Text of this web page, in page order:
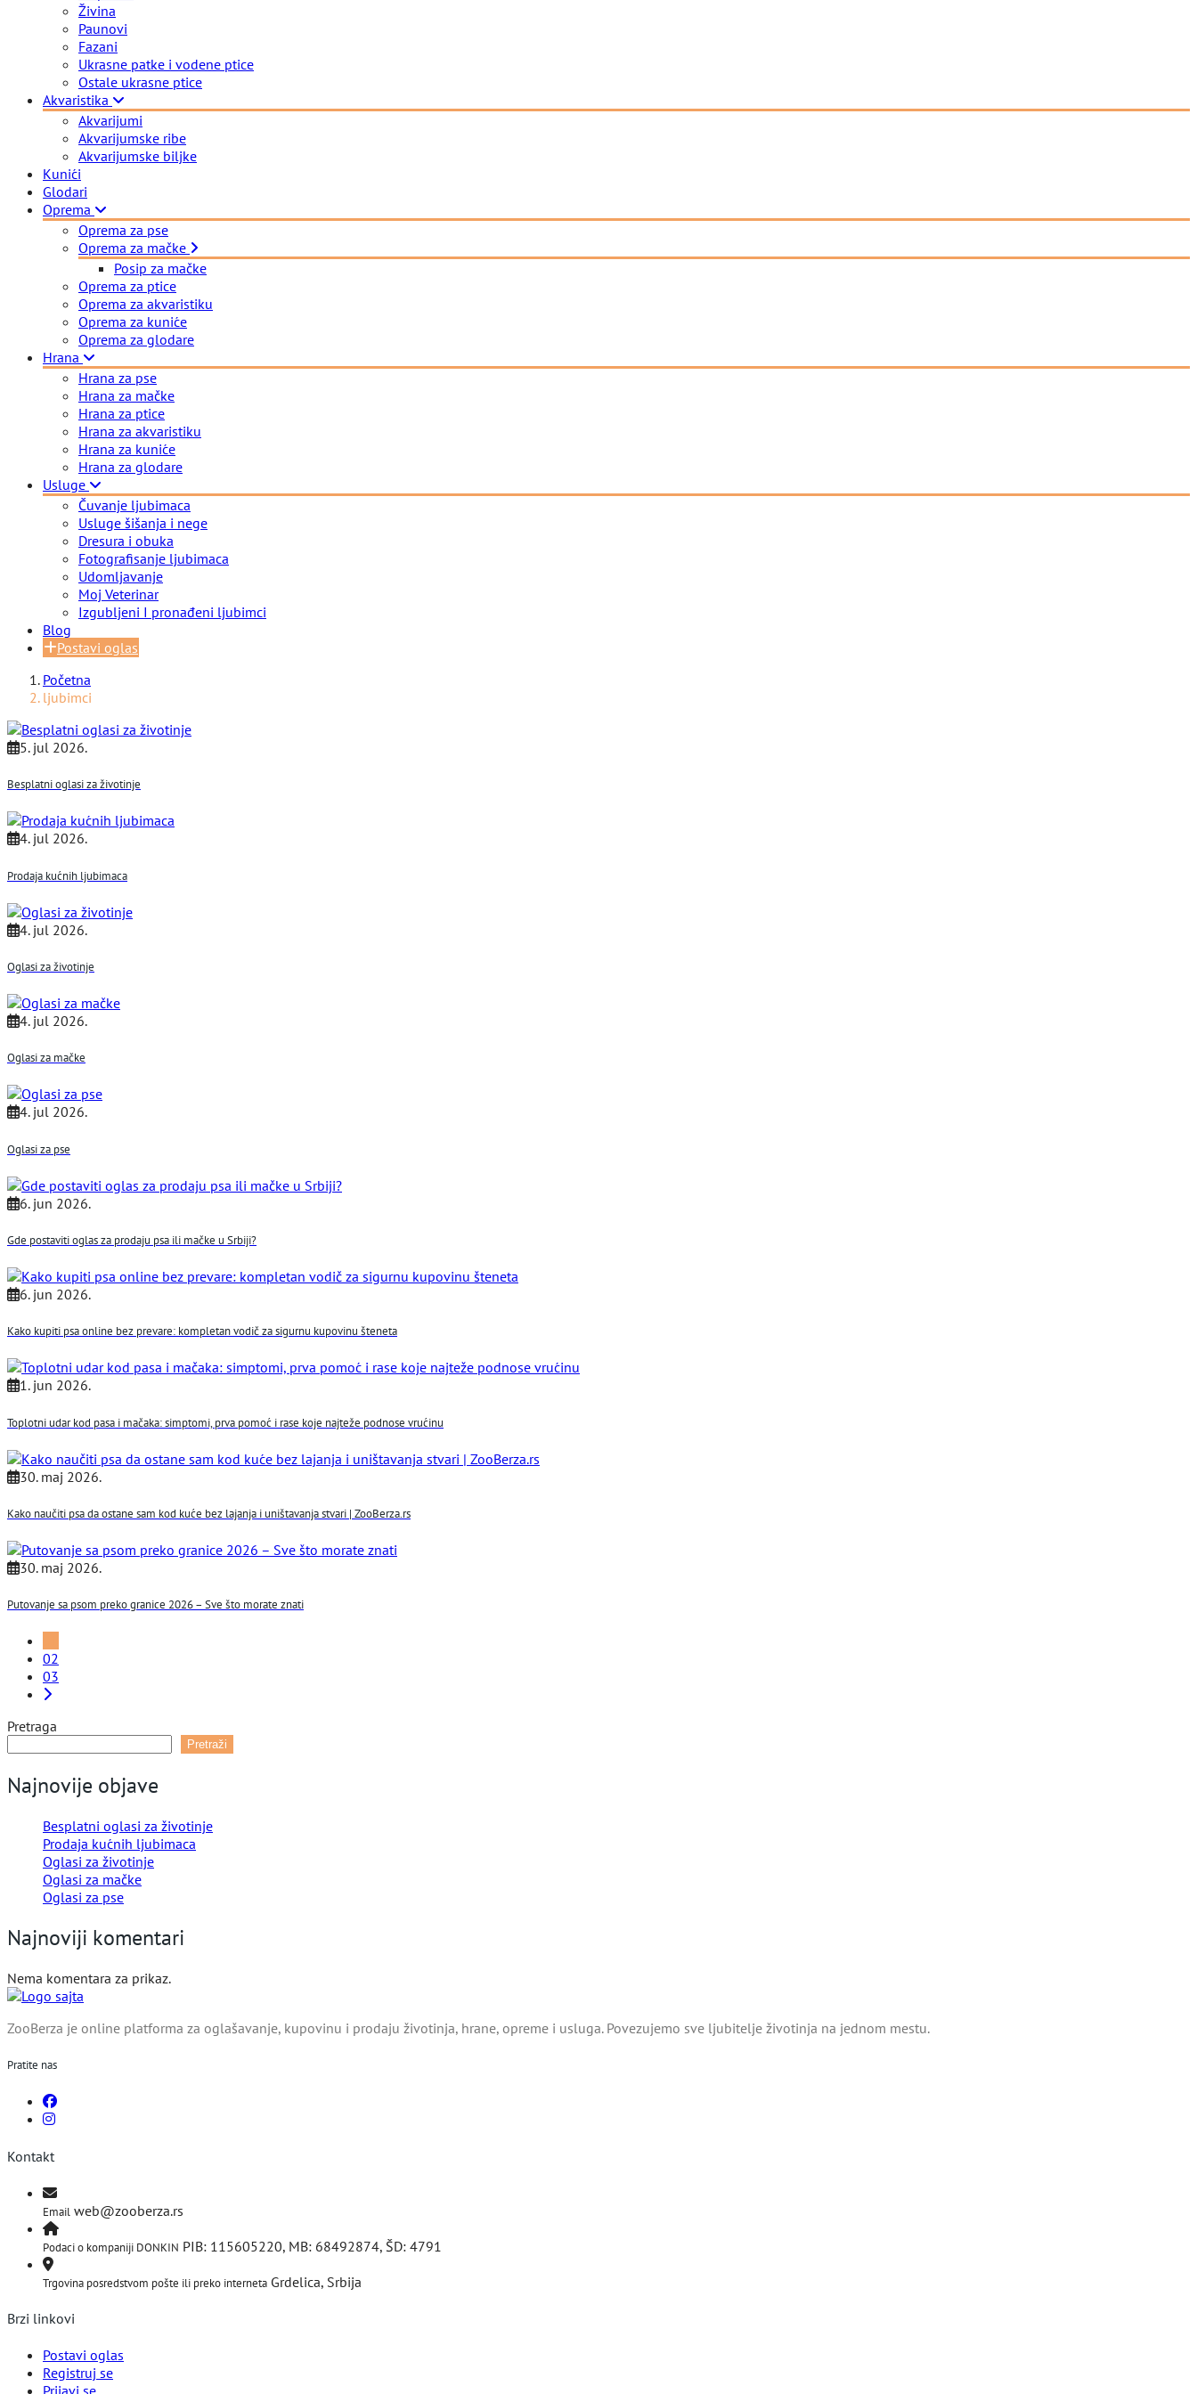
Živina
Paunovi
Fazani
Ukrasne patke i vodene ptice
Ostale ukrasne ptice
Akvaristika
Akvarijumi
Akvarijumske ribe
Akvarijumske biljke
Kunići
Glodari
Oprema
Oprema za pse
Oprema za mačke
Posip za mačke
Oprema za ptice
Oprema za akvaristiku
Oprema za kuniće
Oprema za glodare
Hrana
Hrana za pse
Hrana za mačke
Hrana za ptice
Hrana za akvaristiku
Hrana za kuniće
Hrana za glodare
Usluge
Čuvanje ljubimaca
Usluge šišanja i nege
Dresura i obuka
Fotografisanje ljubimaca
Udomljavanje
Moj Veterinar
Izgubljeni I pronađeni ljubimci
Blog
Postavi oglas
Početna
ljubimci
5. jul 2026.
Besplatni oglasi za životinje
4. jul 2026.
Prodaja kućnih ljubimaca
4. jul 2026.
Oglasi za životinje
4. jul 2026.
Oglasi za mačke
4. jul 2026.
Oglasi za pse
6. jun 2026.
Gde postaviti oglas za prodaju psa ili mačke u Srbiji?
6. jun 2026.
Kako kupiti psa online bez prevare: kompletan vodič za sigurnu kupovinu šteneta
1. jun 2026.
Toplotni udar kod pasa i mačaka: simptomi, prva pomoć i rase koje najteže podnose vrućinu
30. maj 2026.
Kako naučiti psa da ostane sam kod kuće bez lajanja i uništavanja stvari | ZooBerza.rs
30. maj 2026.
Putovanje sa psom preko granice 2026 – Sve što morate znati
02
03
Pretraga
Pretraži
Najnovije objave
Besplatni oglasi za životinje
Prodaja kućnih ljubimaca
Oglasi za životinje
Oglasi za mačke
Oglasi za pse
Najnoviji komentari
Nema komentara za prikaz.
ZooBerza je online platforma za oglašavanje, kupovinu i prodaju životinja, hrane, opreme i usluga. Povezujemo sve ljubitelje životinja na jednom mestu.
Pratite nas
Kontakt
Email web@zooberza.rs
Podaci o kompaniji DONKIN PIB: 115605220, MB: 68492874, ŠD: 4791
Trgovina posredstvom pošte ili preko interneta Grdelica, Srbija
Brzi linkovi
Postavi oglas
Registruj se